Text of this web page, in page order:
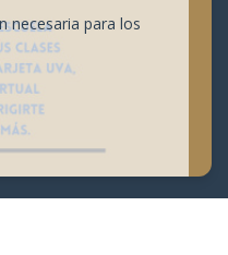
necesaria para los